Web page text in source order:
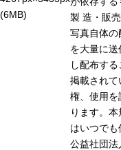
(6MB)
製 造・販
写真自体の
を大量に
し配布する
掲載されて
権、使用を
ります。
はいつで
公益社団法